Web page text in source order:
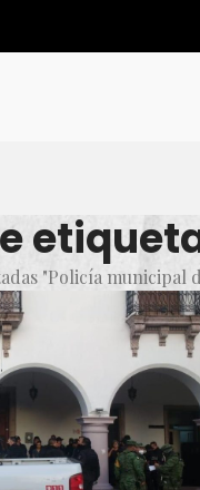
"Policía municipal